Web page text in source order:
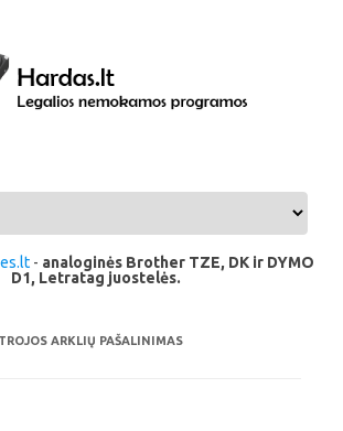
- analoginės Brother TZE, DK ir DYMO
D1, Letratag juostelės.
TROJOS ARKLIŲ PAŠALINIMAS